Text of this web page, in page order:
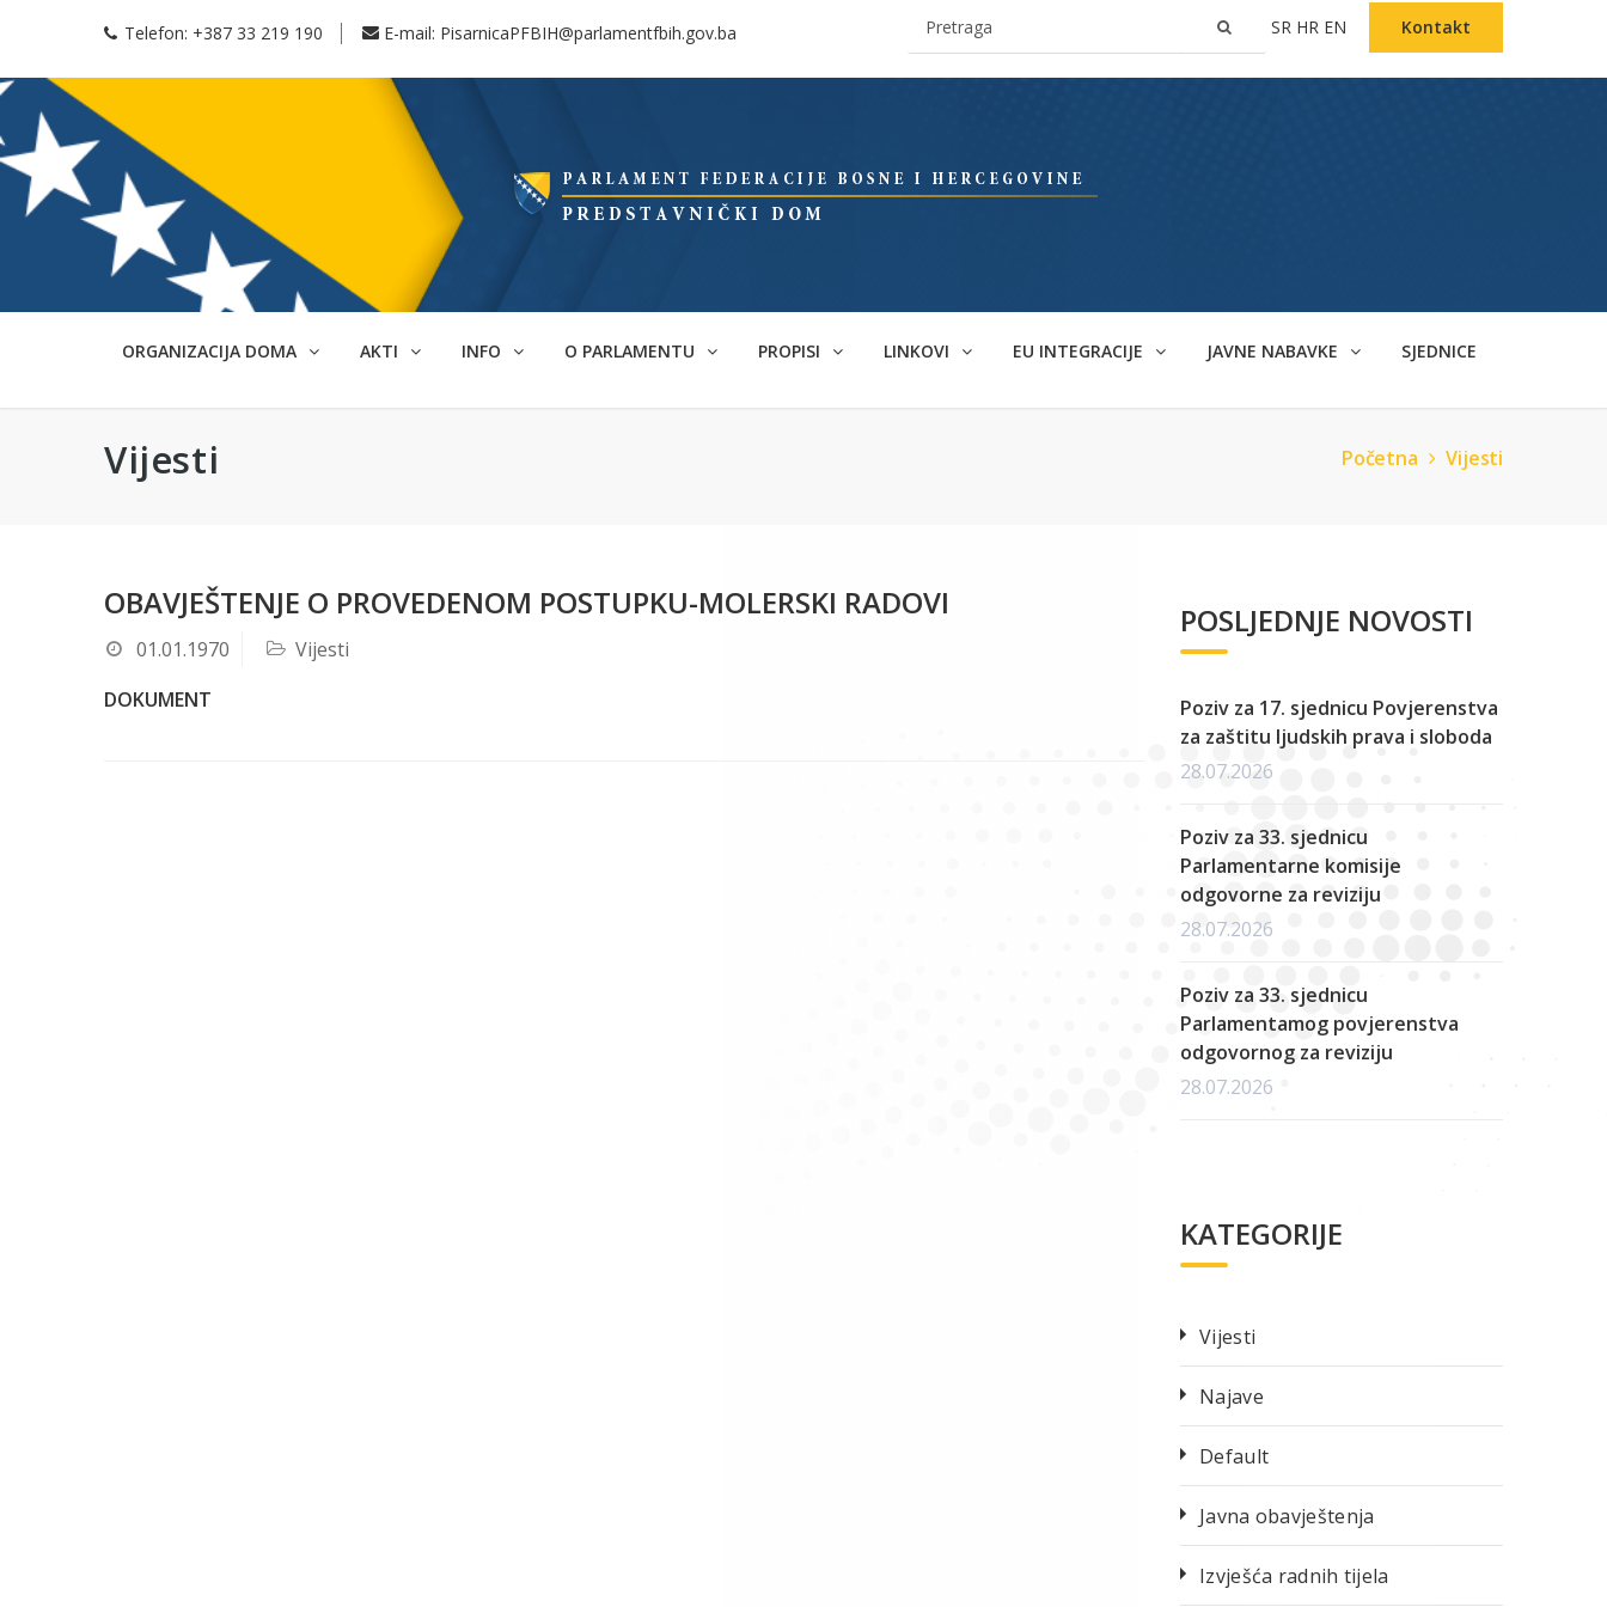
Telefon: +387 33 219 190 E-mail: PisarnicaPFBIH@parlamentfbih.gov.ba SR HR EN Kontakt
ORGANIZACIJA DOMA AKTI INFO O PARLAMENTU PROPISI LINKOVI EU INTEGRACIJE JAVNE NABAVKE SJEDNICE
Vijesti Početna Vijesti
OBAVJEŠTENJE O PROVEDENOM POSTUPKU-MOLERSKI RADOVI
01.01.1970
Vijesti
DOKUMENT
POSLJEDNJE NOVOSTI
Poziv za 17. sjednicu Povjerenstva
za zaštitu ljudskih prava i sloboda
28.07.2026
Poziv za 33. sjednicu
Parlamentarne komisije
odgovorne za reviziju
28.07.2026
Poziv za 33. sjednicu
Parlamentamog povjerenstva
odgovornog za reviziju
28.07.2026
KATEGORIJE
Vijesti
Najave
Default
Javna obavještenja
Izvješća radnih tijela